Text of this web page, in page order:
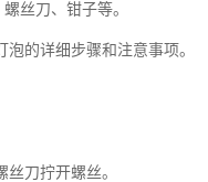
丝刀、钳子等。
的详细步骤和注意事项。
刀拧开螺丝。